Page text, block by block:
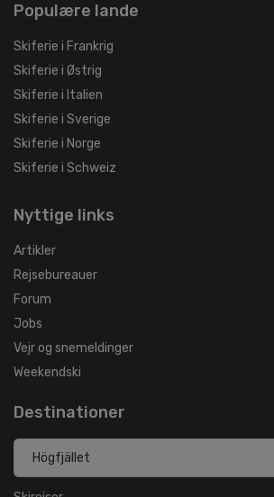
Populære lande
Skiferie i Frankrig
Skiferie i Østrig
Skiferie i Italien
Skiferie i Sverige
Skiferie i Norge
Skiferie i Schweiz
Nyttige links
Artikler
Rejsebureauer
Forum
Jobs
Vejr og snemeldinger
Weekendski
Destinationer